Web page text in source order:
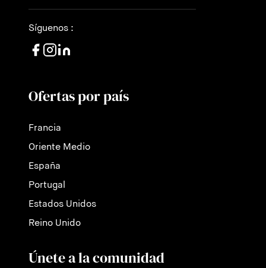
Síguenos :
Ofertas por país
Francia
Oriente Medio
España
Portugal
Estados Unidos
Reino Unido
Únete a la comunidad